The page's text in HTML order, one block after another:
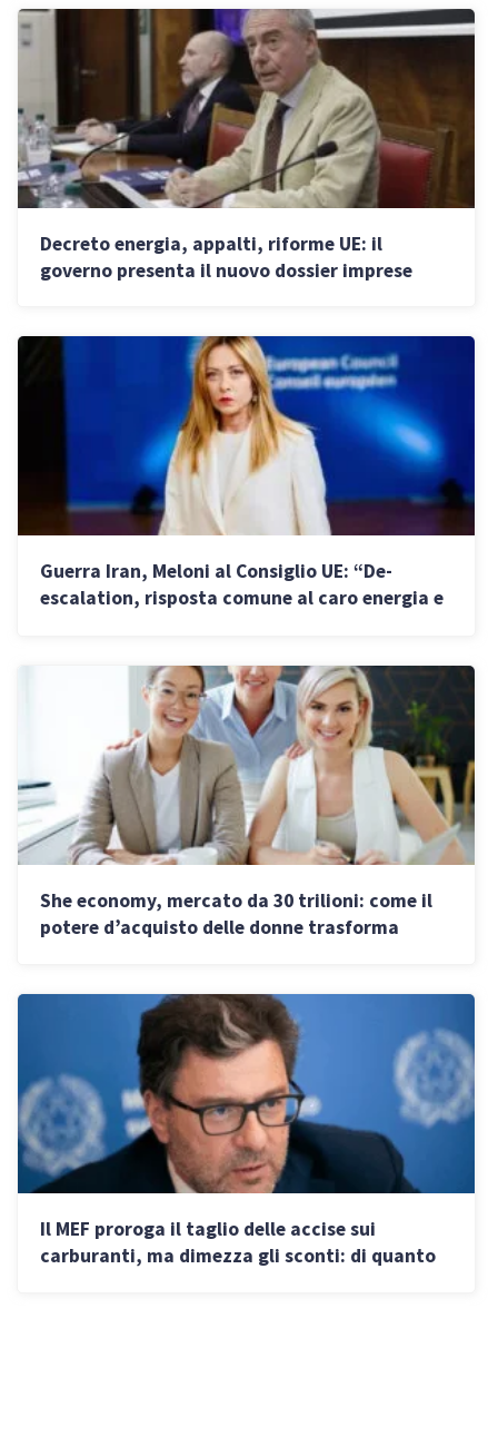
Decreto energia, appalti, riforme UE: il
governo presenta il nuovo dossier imprese
Guerra Iran, Meloni al Consiglio UE: “De-
escalation, risposta comune al caro energia e
She economy, mercato da 30 trilioni: come il
potere d’acquisto delle donne trasforma
Il MEF proroga il taglio delle accise sui
carburanti, ma dimezza gli sconti: di quanto